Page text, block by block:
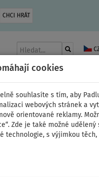
CHCI HRÁT
cookies
souhlasíte s tím, aby
webových stránek a
orientované reklamy.
Zde je také možné udělený
technologie, s výjimkou těch,
PLACHTY OBLEČENÍ